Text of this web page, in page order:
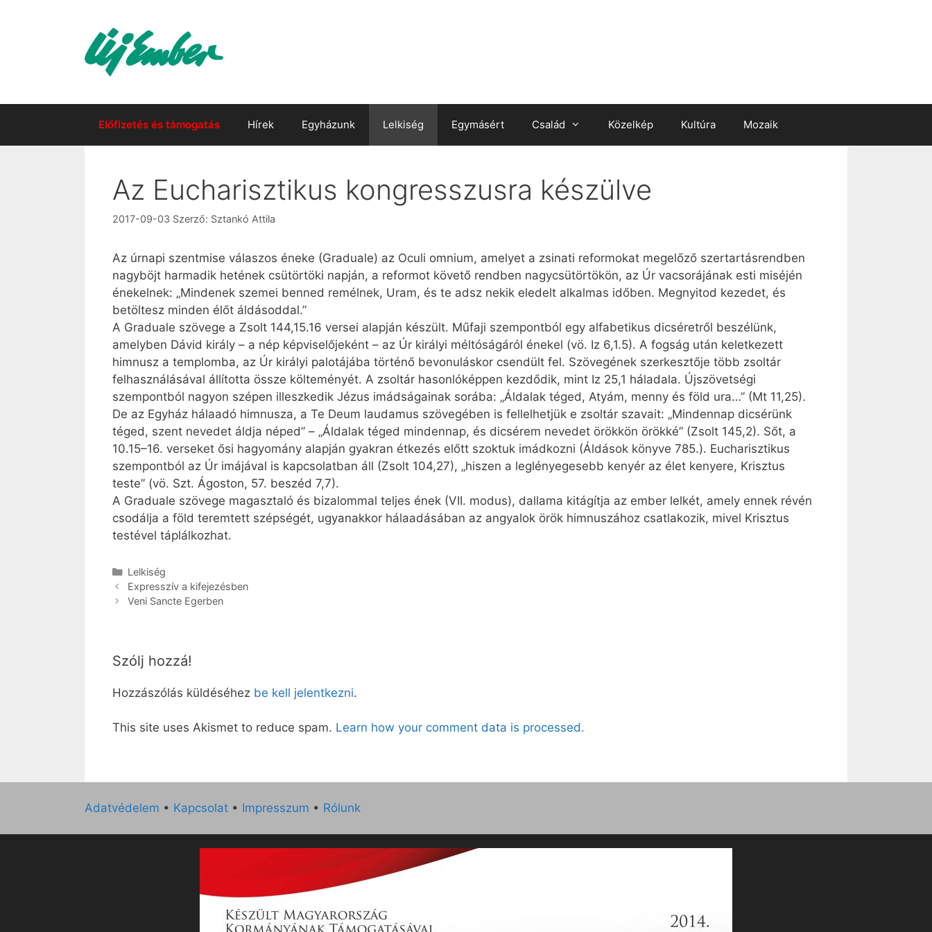
Előfizetés és támogatás Hírek Egyházunk Lelkiség Egymásért Család Közelkép Kultúra Mozaik
Az Eucharisztikus kongresszusra készülve
2017-09-03 Szerző: Sztankó Attila
Az úrnapi szentmise válaszos éneke (Graduale) az Oculi omnium, amelyet a zsinati reformokat megelőző szertartásrendben
nagyböjt harmadik hetének csütörtöki napján, a reformot követő rendben nagycsütörtökön, az Úr vacsorájának esti miséjén
énekelnek: „Mindenek szemei benned remélnek, Uram, és te adsz nekik eledelt alkalmas időben. Megnyitod kezedet, és
betöltesz minden élőt áldásoddal.”
A Graduale szövege a Zsolt 144,15.16 versei alapján készült. Műfaji szempontból egy alfabetikus dicséretről beszélünk,
amelyben ­Dávid király – a nép képviselőjeként – az Úr királyi méltóságáról énekel (vö. Iz 6,1.5). A fogság után keletkezett
himnusz a templomba, az Úr királyi palotájába történő bevonuláskor csendült fel. Szövegének szerkesztője több zsoltár
felhasználásával állította össze költeményét. A zsoltár hasonlóképpen kezdődik, mint Iz 25,1 háladala. Újszövetségi
szempontból nagyon szépen illeszkedik Jézus imádságainak sorába: „Áldalak téged, Atyám, menny és föld ura…” (Mt 11,25).
De az Egyház hálaadó himnusza, a Te Deum laudamus szövegében is fellelhetjük e zsoltár szavait: „Mindennap dicsérünk
téged, szent nevedet áldja néped” – „Áldalak téged mindennap, és dicsérem nevedet örökkön örökké” (Zsolt 145,2). Sőt, a
10.15–16. verseket ősi hagyomány alapján gyakran étkezés előtt szoktuk imádkozni (Áldások könyve 785.). Eu­charisztikus
szempontból az Úr imájával is kapcsolatban áll (Zsolt 104,27), „hiszen a leglényegesebb kenyér az élet kenyere, Krisztus
teste” (vö. Szt. Ágoston, 57. beszéd 7,7).
A Graduale szövege magasztaló és bizalommal teljes ének (VII. modus), dallama kitágítja az ember lelkét, amely ennek révén
csodálja a föld teremtett szépségét, ugyanakkor hálaadásában az angyalok örök himnuszához csatlakozik, mivel Krisztus
testével táplálkozhat.
Kategória
Lelkiség
Expresszív a kifejezésben
Veni Sancte Egerben
Szólj hozzá!
Hozzászólás küldéséhez be kell jelentkezni.
This site uses Akismet to reduce spam. Learn how your comment data is processed.
Adatvédelem • Kapcsolat • Impresszum • Rólunk